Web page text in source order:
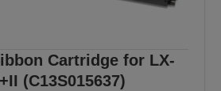
Cartridge for LX-
(C13S015637)